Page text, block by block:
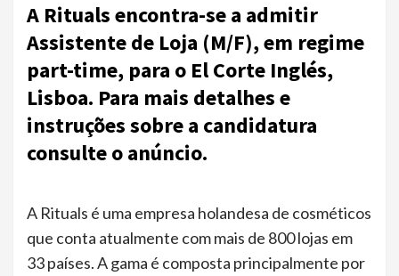
A Rituals encontra-se a admitir
Assistente de Loja (M/F), em regime
part-time, para o El Corte Inglés,
Lisboa. Para mais detalhes e
instruções sobre a candidatura
consulte o anúncio.
A Rituals é uma empresa holandesa de cosméticos
que conta atualmente com mais de 800 lojas em
33 países. A gama é composta principalmente por